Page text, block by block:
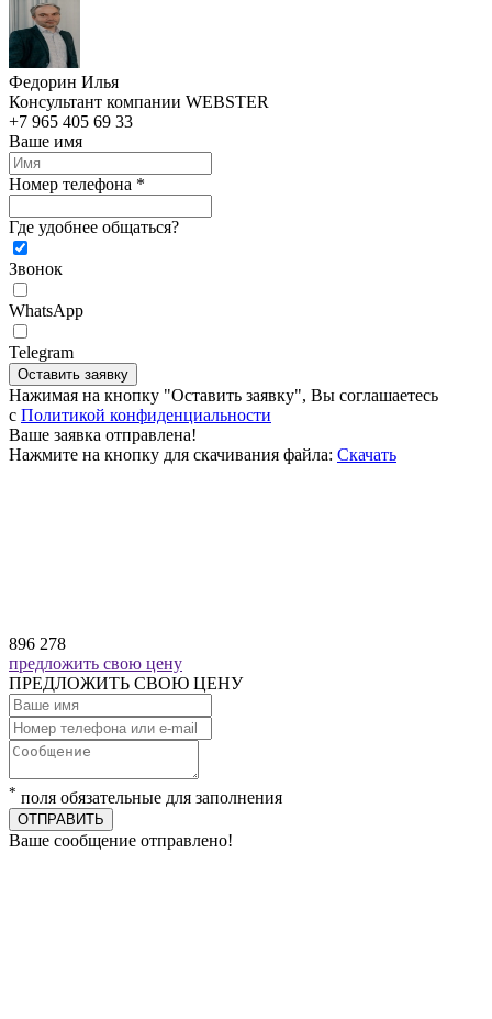
Федорин Илья
Консультант компании WEBSTER
+7 965 405 69 33
Ваше имя
Номер телефона *
Где удобнее общаться?
Звонок
WhatsApp
Telegram
Оставить заявку
Нажимая на кнопку "Оставить заявку", Вы соглашаетесь
c Политикой конфиденциальности
Ваше заявка отправлена!
Нажмите на кнопку для скачивания файла: Скачать
896 278
предложить свою цену
ПРЕДЛОЖИТЬ СВОЮ ЦЕНУ
* поля обязательные для заполнения
ОТПРАВИТЬ
Ваше сообщение отправлено!